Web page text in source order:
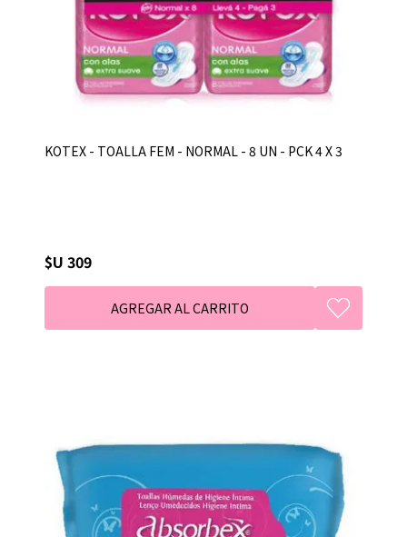
KOTEX - TOALLA FEM - NORMAL - 8 UN - PCK 4 X 3
$U 309